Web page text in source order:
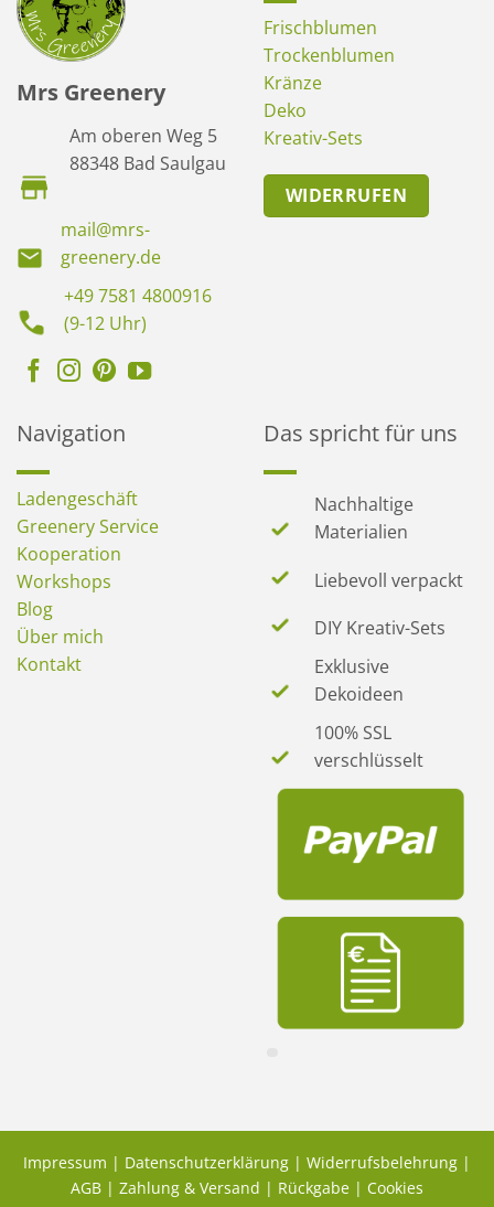
Mrs Greenery
Am oberen Weg 5
88348 Bad Saulgau
mail@mrs-
greenery.de
+49 7581 4800916
(9-12 Uhr)
Frischblumen
Trockenblumen
Kränze
Deko
Kreativ-Sets
WIDERRUFEN
Navigation
Ladengeschäft
Greenery Service
Kooperation
Workshops
Blog
Über mich
Kontakt
Das spricht für uns
Nachhaltige
Materialien
Liebevoll verpackt
DIY Kreativ-Sets
Exklusive
Dekoideen
100% SSL
verschlüsselt
Impressum | Datenschutzerklärung | Widerrufsbelehrung |
AGB | Zahlung & Versand | Rückgabe | Cookies